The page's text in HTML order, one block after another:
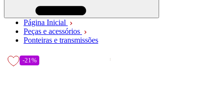
Página Inicial
Peças e acessórios
Ponteiras e transmissões
-21%